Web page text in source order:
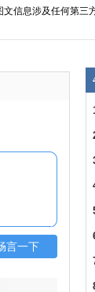
信息涉及任何第三
言一下
省
建
房
的
菡